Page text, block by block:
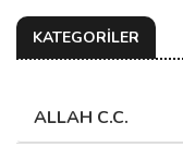
KATEGORİLER
ALLAH C.C.